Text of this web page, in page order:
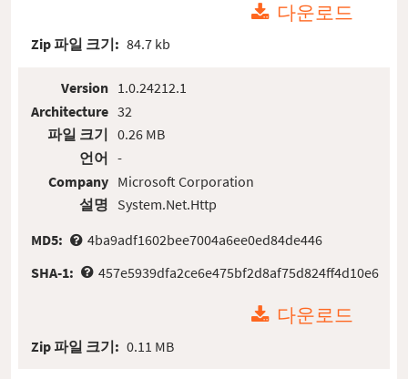
다운로드
Zip 파일 크기: 84.7 kb
Version
Architecture
파일 크기
언어
Company
설명
1.0.24212.1
32
0.26 MB
-
Microsoft Corporation
System.Net.Http
MD5:
4ba9adf1602bee7004a6ee0ed84de446
SHA-1:
457e5939dfa2ce6e475bf2d8af75d824ff4d10e6
다운로드
Zip 파일 크기: 0.11 MB